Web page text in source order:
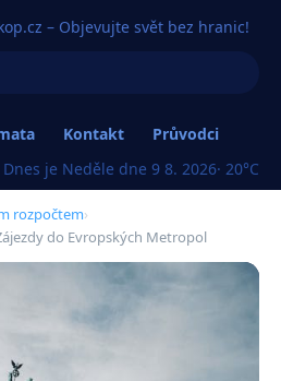
– Objevujte svět bez hranic!
Kontakt
Průvodci
Dnes je Neděle dne 9 8. 2026· 20°C
rozpočtem›
do Evropských Metropol